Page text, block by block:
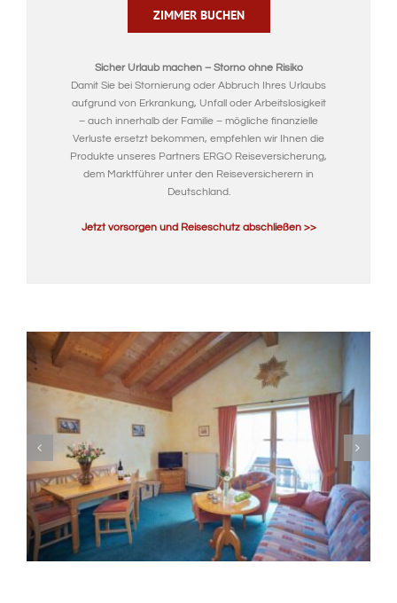
ZIMMER BUCHEN
Sicher Urlaub machen – Storno ohne Risiko
Damit Sie bei Stornierung oder Abbruch Ihres Urlaubs
aufgrund von Erkrankung, Unfall oder Arbeitslosigkeit
– auch innerhalb der Familie – mögliche finanzielle
Verluste ersetzt bekommen, empfehlen wir Ihnen die
Produkte unseres Partners ERGO Reiseversicherung,
dem Marktführer unter den Reiseversicherern in
Deutschland.
Jetzt vorsorgen und Reiseschutz abschließen >>